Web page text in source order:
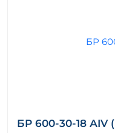
БР 600-30-18 АIV